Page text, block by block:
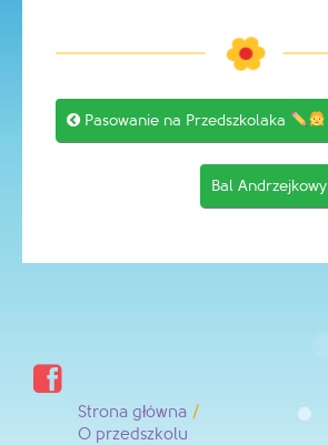
Post
navigation
 Pasowanie na Przedszkolaka
Bal Andrzejkowy

Strona główna
O przedszkolu